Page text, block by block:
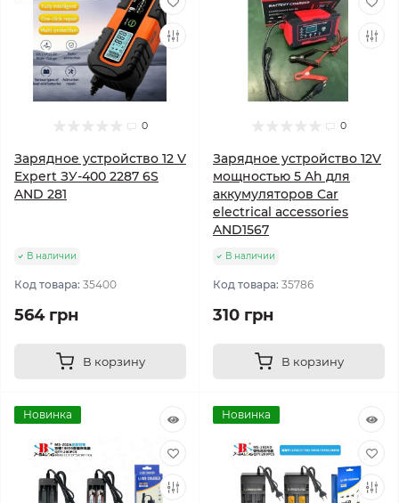
0
Зарядное устройство 12 V
Expert ЗУ-400 2287 6S
AND 281
В наличии
Код товара: 35400
564 грн
В корзину
0
Зарядное устройство 12V
мощностью 5 Ah для
аккумуляторов Car
electrical accessories
AND1567
В наличии
Код товара: 35786
310 грн
В корзину
Новинка Новинка